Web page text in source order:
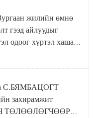
жилийн өмнө
гээд айлуудыг
одоог хүртэл хашаа
С.БЯМБАЦОГТ
захирамжит
ТӨЛӨӨЛӨГЧӨӨР